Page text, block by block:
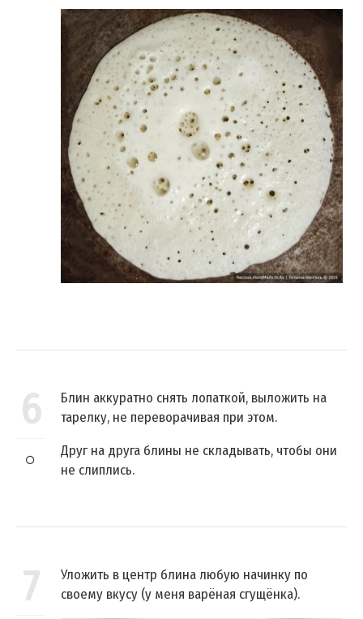
6
Блин аккуратно снять лопаткой, выложить на
тарелку, не переворачивая при этом.
Друг на друга блины не складывать, чтобы они
не слиплись.
7
Уложить в центр блина любую начинку по
своему вкусу (у меня варёная сгущёнка).